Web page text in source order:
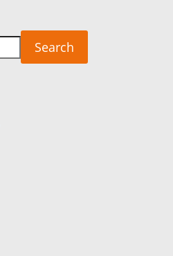
Search